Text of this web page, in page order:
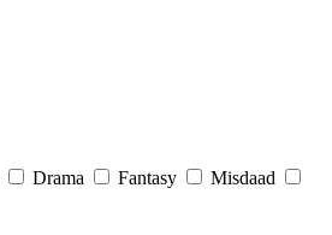
Drama Fantasy
Misdaad